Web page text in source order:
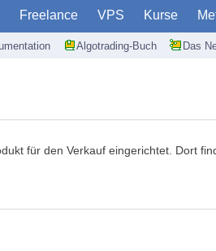
Freelance VPS Kurse
Algotrading-Buch Das
für den Verkauf eingerichtet. Dort